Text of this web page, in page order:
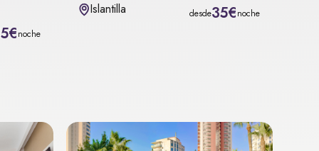
noche
Islantilla desde35€noche